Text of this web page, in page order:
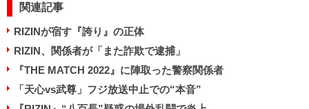
関連記事
RIZINが宿す『誇り』の正体
RIZIN、関係者が「また詐欺で逮捕」
『THE MATCH 2022』に陣取った警察関係者
「天心vs武尊」フジ放送中止での“本音”